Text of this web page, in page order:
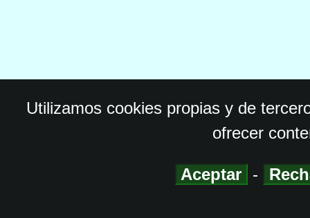
Utilizamos cookies propias y de
ofrecer
Aceptar -